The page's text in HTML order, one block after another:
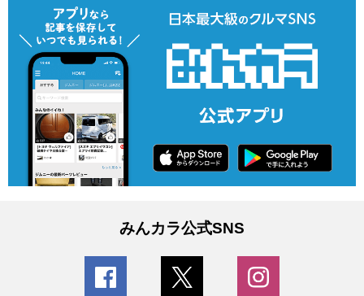
みんカラ公式SNS